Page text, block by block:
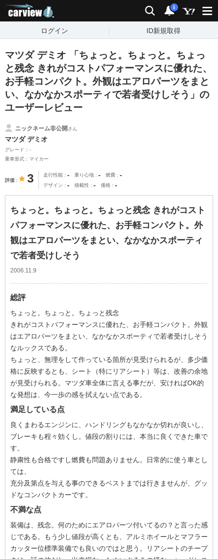
検索 通知
i
ログイン ID新規取得
マツダ デミオ 「ちょっと。ちょっと。ちょっ
と残念 きれがコストパフォーマンスに優れた、
お手軽コンパクト。外観はエアロパーツをまと
い、なかなかスポーティで若者受けしそう」の
ユーザーレビュー
ニックネーム非公開さん
マツダ デミオ
グレード：-
乗車形式：マイカー
評価 3 走行性能 - 乗り心地 - 燃費 -
デザイン - 積載性 - 価格 -
ちょっと。ちょっと。ちょっと残念 きれがコスト
パフォーマンスに優れた、お手軽コンパクト。外
観はエアロパーツをまとい、なかなかスポーティ
で若者受けしそう
2006.11.9
総評
ちょっと。ちょっと。ちょっと残念
きれがコストパフォーマンスに優れた、お手軽コンパクト。外観
はエアロパーツをまとい、なかなかスポーティで若者受けしそう
なルックスである。
ちょっと、無理をして作っている箇所が見受けられるが、多少価
格に反映するとも、シート（特にリアシート）等は、改善の余地
が見受けられる。マツダ車全体に言える事だが、安ければOK的
な発想は、今一歩の感を拭えない点である。
満足している点
良くまわるエンジンに、ハンドリングもなかなか切れが良いし、
ブレーキも程々効くし。値段の割りには、本当に良くできた車で
す。
静粛性も合格ですし燃費も問題ありません。日常的に使う車とし
ては、
充分及第点を与える事のできるベストまでは行きませんが、グッ
ドなコンパクトカーです。
不満な点
装備は、残念。何のためにエアロパーツ付いてるの？と言った感
じである。もう少し値段が高くとも、アルミホイールとマフラー
カッター位標準装備でも良いのではと思う。リアシートのチープ